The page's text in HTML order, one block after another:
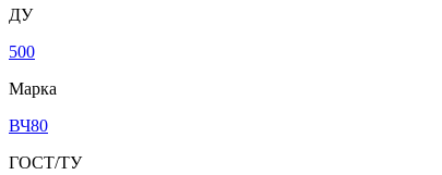
ДУ
500
Марка
ВЧ80
ГОСТ/ТУ